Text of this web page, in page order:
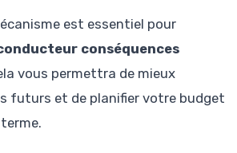
est essentiel pour
conséquences
vous permettra de mieux
futurs et de planifier votre budget